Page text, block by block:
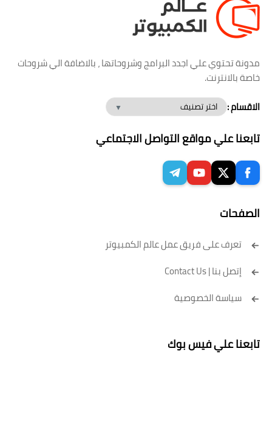
مدونة تحتوي علي اجدد البرامج وشروحاتها ، بالاضافة الي شروحات
خاصة بالانترنت.
الاقسام :
تابعنا علي مواقع التواصل الاجتماعي
الصفحات
تعرف على فريق عمل عالم الكمبيوتر
إتصل بنا | Contact Us
سياسة الخصوصية
تابعنا علي فيس بوك